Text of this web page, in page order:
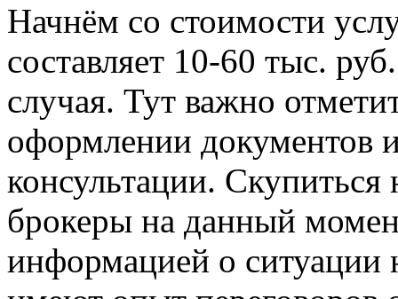
Начнём со стоимости
составляет 10-60 тыс.
случая. Тут важно
оформлении документов
консультации.
брокеры на данный
информацией о ситуации